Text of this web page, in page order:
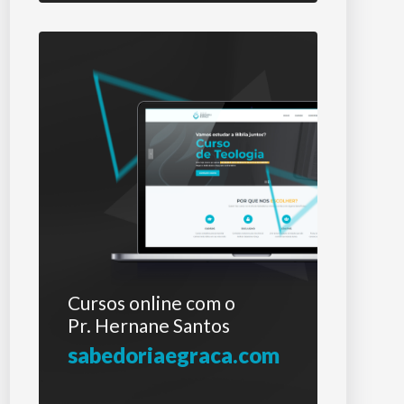
Cursos online com o
Pr. Hernane Santos
sabedoriaegraca.com